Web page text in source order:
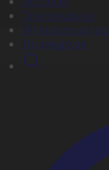
Телехикаялар
Мультсериалдар
Видеоархив